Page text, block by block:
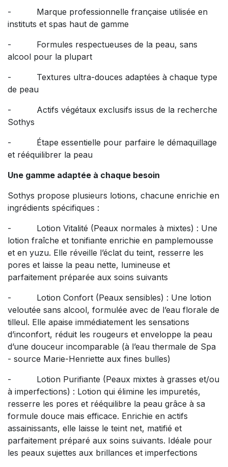
- Marque professionnelle française utilisée en
instituts et spas haut de gamme
- Formules respectueuses de la peau, sans
alcool pour la plupart
- Textures ultra-douces adaptées à chaque type
de peau
- Actifs végétaux exclusifs issus de la recherche
Sothys
- Étape essentielle pour parfaire le démaquillage
et rééquilibrer la peau
Une gamme adaptée à chaque besoin
Sothys propose plusieurs lotions, chacune enrichie en
ingrédients spécifiques :
- Lotion Vitalité (Peaux normales à mixtes) : Une
lotion fraîche et tonifiante enrichie en pamplemousse
et en yuzu. Elle réveille l’éclat du teint, resserre les
pores et laisse la peau nette, lumineuse et
parfaitement préparée aux soins suivants
- Lotion Confort (Peaux sensibles) : Une lotion
veloutée sans alcool, formulée avec de l’eau florale de
tilleul. Elle apaise immédiatement les sensations
d’inconfort, réduit les rougeurs et enveloppe la peau
d’une douceur incomparable (à l’eau thermale de Spa
- source Marie-Henriette aux fines bulles)
- Lotion Purifiante (Peaux mixtes à grasses et/ou
à imperfections) : Lotion qui élimine les impuretés,
resserre les pores et rééquilibre la peau grâce à sa
formule douce mais efficace. Enrichie en actifs
assainissants, elle laisse le teint net, matifié et
parfaitement préparé aux soins suivants. Idéale pour
les peaux sujettes aux brillances et imperfections